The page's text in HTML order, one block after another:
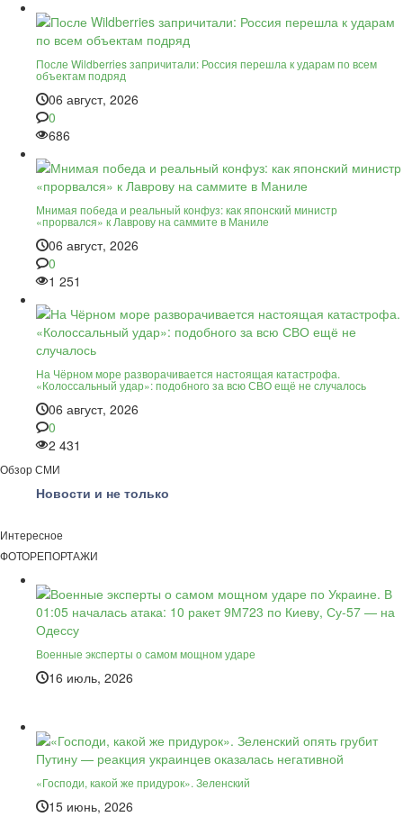
После Wildberries запричитали: Россия перешла к ударам по всем
объектам подряд
06 август, 2026
0
686
Мнимая победа и реальный конфуз: как японский министр
«прорвался» к Лаврову на саммите в Маниле
06 август, 2026
0
1 251
На Чёрном море разворачивается настоящая катастрофа.
«Колоссальный удар»: подобного за всю СВО ещё не случалось
06 август, 2026
0
2 431
Обзор СМИ
Новости и не только
Интересное
ФОТОРЕПОРТАЖИ
Военные эксперты о самом мощном ударе
16 июль, 2026
«Господи, какой же придурок». Зеленский
15 июнь, 2026